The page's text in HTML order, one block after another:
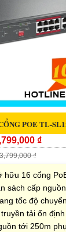
POE TL-
₫
₫
16 cổng
sách cấp
tốc độ
tải ổn
tới 250m